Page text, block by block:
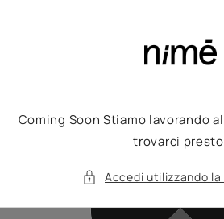
Coming Soon Stiamo lavorando
trovarci
Accedi utilizzando la